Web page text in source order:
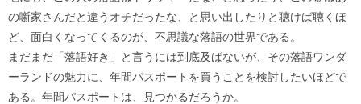
の噺家さんだと違うオチだったな、と思い出したりと聴けば聴くほ
ど、面白くなってくるのが、不思議な落語の世界である。
まだまだ「落語好き」と言うには到底及ばないが、その落語ワンダ
ーランドの魅力に、年間パスポートを買うことを検討したいほどで
ある。年間パスポートは、見つかるだろうか。